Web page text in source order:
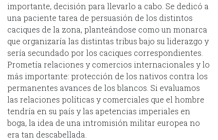
importante, decisión para llevarlo a cabo. Se dedicó a
una paciente tarea de persuasión de los distintos
caciques de la zona, planteándose como un monarca
que organizaría las distintas tribus bajo su liderazgo y
sería secundado por los caciques correspondientes.
Prometía relaciones y comercios internacionales y lo
más importante: protección de los nativos contra los
permanentes avances de los blancos. Si evaluamos
las relaciones políticas y comerciales que el hombre
tendría en su país y las apetencias imperiales en
boga, la idea de una intromisión militar europea no
era tan descabellada.